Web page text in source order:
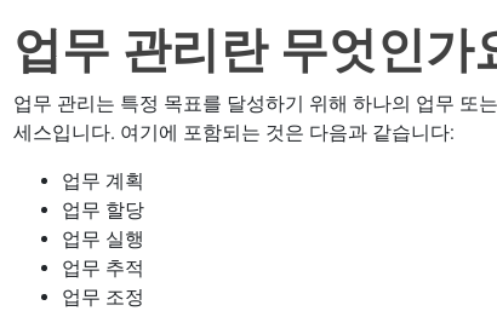
업무 관리란 무엇인가
업무 관리는 특정 목표를 달성하기 위해 하나의 업무 또
세스입니다. 여기에 포함되는 것은 다음과 같습니다:
업무 계획
업무 할당
업무 실행
업무 추적
업무 조정